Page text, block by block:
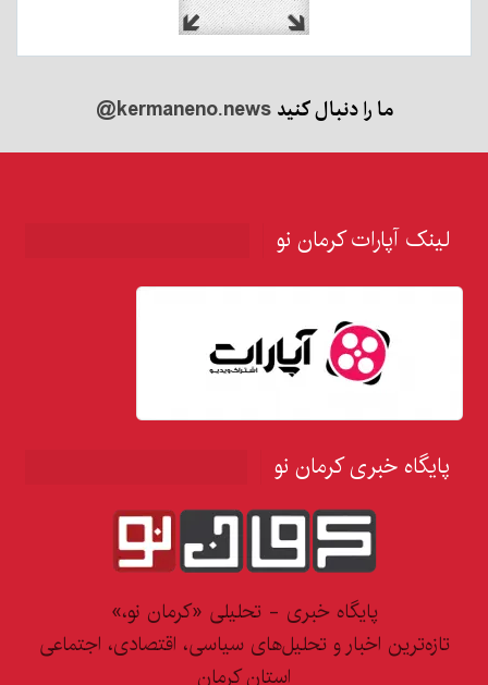
ما را دنبال کنید@kermaneno.news
لینک آپارات کرمان نو
پایگاه خبری کرمان نو
پایگاه خبری - تحلیلی «کرمان نو،»
تازه‌ترین اخبار و تحلیل‌های سیاسی، اقتصادی، اجتماعی
استان کرمان